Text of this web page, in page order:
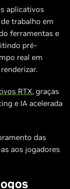
aplicativos
trabalho em
ferramentas e
pré-
real em
RTX, graças
e IA acelerada
das
aos jogadores